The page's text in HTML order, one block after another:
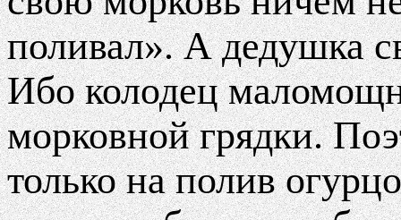
поливал». А дедушка
Ибо колодец
морковной грядки.
только на полив